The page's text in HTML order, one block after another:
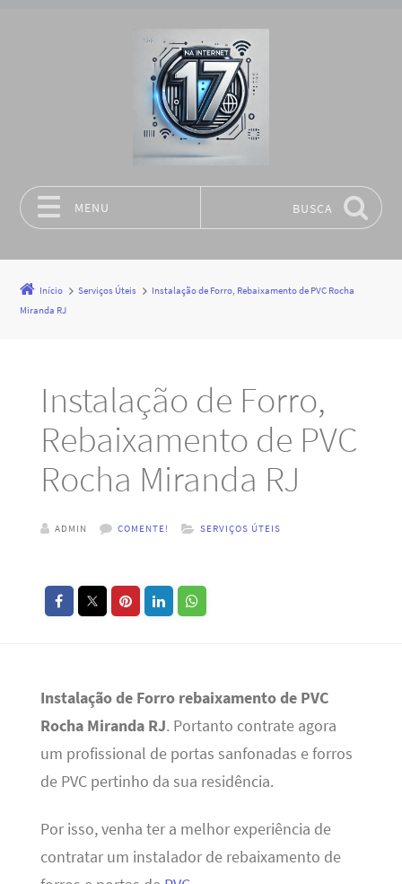
MENU BUSCA
Início Serviços Úteis
Instalação de Forro, Rebaixamento de PVC Rocha
Miranda RJ
Instalação de Forro,
Rebaixamento de PVC
Rocha Miranda RJ
ADMIN COMENTE! SERVIÇOS ÚTEIS
Instalação de Forro rebaixamento de PVC
Rocha Miranda RJ. Portanto contrate agora
um profissional de portas sanfonadas e forros
de PVC pertinho da sua residência.
Por isso, venha ter a melhor experiência de
contratar um instalador de rebaixamento de